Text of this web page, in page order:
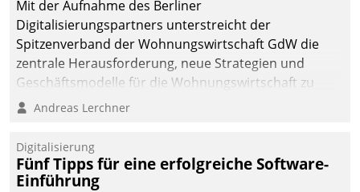
Mit der Aufnahme des Berliner
Digitalisierungspartners unterstreicht der
Spitzenverband der Wohnungswirtschaft GdW die
zentrale Herausforderung, neue Strategien und
Geschäftsmodelle für die Wohnungswirtschaft zu
entwickeln.
Andreas Lerchner
Digitalisierung
Fünf Tipps für eine erfolgreiche Software-
Einführung